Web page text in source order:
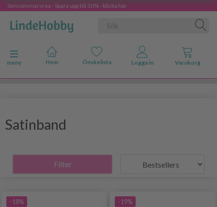
Sensommarsrea - Spara upp till 50% - klicka här
Ändra navigering
meny
Satinband
Filter
-18% -19%